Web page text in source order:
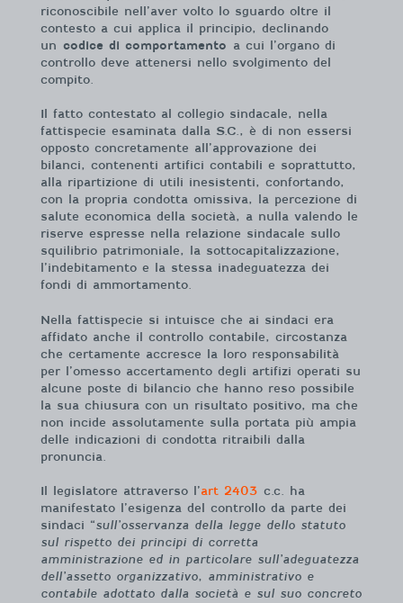
riconoscibile nell’aver volto lo sguardo oltre il
contesto a cui applica il principio, declinando
un codice di comportamento a cui l’organo di
controllo deve attenersi nello svolgimento del
compito.
Il fatto contestato al collegio sindacale, nella
fattispecie esaminata dalla S.C., è di non essersi
opposto concretamente all’approvazione dei
bilanci, contenenti artifici contabili e soprattutto,
alla ripartizione di utili inesistenti, confortando,
con la propria condotta omissiva, la percezione di
salute economica della società, a nulla valendo le
riserve espresse nella relazione sindacale sullo
squilibrio patrimoniale, la sottocapitalizzazione,
l’indebitamento e la stessa inadeguatezza dei
fondi di ammortamento.
Nella fattispecie si intuisce che ai sindaci era
affidato anche il controllo contabile, circostanza
che certamente accresce la loro responsabilità
per l’omesso accertamento degli artifizi operati su
alcune poste di bilancio che hanno reso possibile
la sua chiusura con un risultato positivo, ma che
non incide assolutamente sulla portata più ampia
delle indicazioni di condotta ritraibili dalla
pronuncia.
Il legislatore attraverso l’art 2403 c.c. ha
manifestato l’esigenza del controllo da parte dei
sindaci “sull’osservanza della legge dello statuto
sul rispetto dei principi di corretta
amministrazione ed in particolare sull’adeguatezza
dell’assetto organizzativo, amministrativo e
contabile adottato dalla società e sul suo concreto